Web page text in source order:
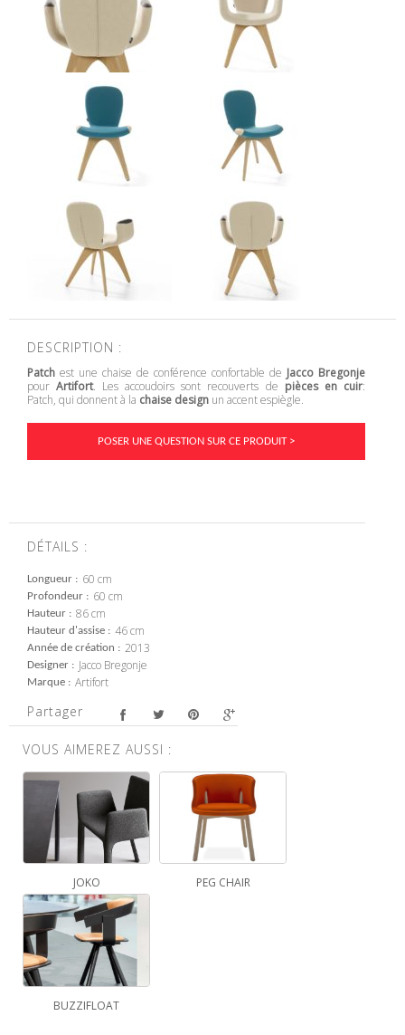
DESCRIPTION :
Patch est une chaise de conférence confortable de Jacco Bregonje
pourArtifort. Les accoudoirs sont recouverts de pièces en cuir:
Patch, qui donnent à la chaise design un accent espiègle.
POSER UNE QUESTION SUR CE PRODUIT >
DÉTAILS :
Longueur 60 cm
Profondeur 60 cm
Hauteur 86 cm
Hauteur d'assise 46 cm
Année de création 2013
Designer Jacco Bregonje
Marque Artifort
Partager
VOUS AIMEREZ AUSSI :
JOKO PEG CHAIR
BUZZIFLOAT